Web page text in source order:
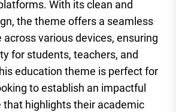
With its clean and
the theme offers a seamless
across various devices, ensuring
for students, teachers, and
education theme is perfect for
to establish an impactful
that highlights their academic